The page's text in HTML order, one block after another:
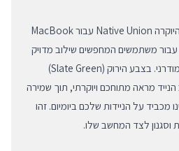
הכיסוי מדגם W.F.A של מותג היוקרה Native Union עבור MacBook
עבור משתמשים המחפשים שילוב מדויק
בין הגנה איכותית לעיצוב נקי ומודרני. בצבע הירוק (Slate Green)
הנייד מראה מתוחכם ויוקרתי, תוך שמירה
על הניידות שלכם ביומיום. זהו
וסגנון לצד המחשב שלו.